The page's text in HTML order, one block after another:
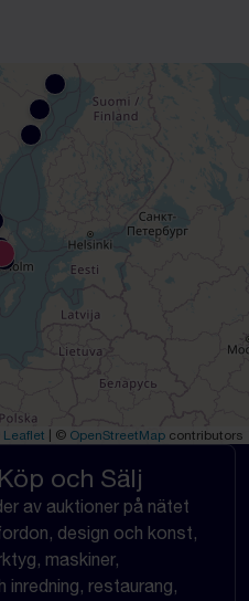
Leaflet © OpenStreetMap contributors
och Sälj
av auktioner på nätet
design och konst,
maskiner,
inredning, restaurang,